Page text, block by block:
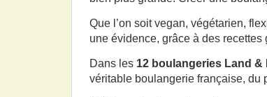
Que l’on soit vegan, végétarien,
une évidence, grâce à des
Dans les 12 boulangeries Land &
véritable boulangerie française, du